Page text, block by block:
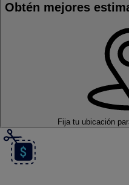
Obtén mejores
Fija tu ubicación